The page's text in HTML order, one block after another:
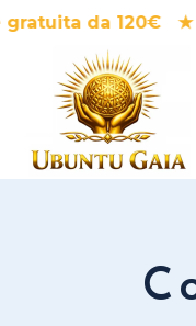
Salta
contenuto
da 120€ ★